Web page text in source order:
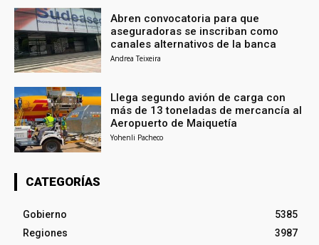
Abren convocatoria para que
aseguradoras se inscriban como
canales alternativos de la banca
Andrea Teixeira
Llega segundo avión de carga con
más de 13 toneladas de mercancía al
Aeropuerto de Maiquetía
Yohenli Pacheco
CATEGORÍAS
Gobierno
5385
Regiones
3987